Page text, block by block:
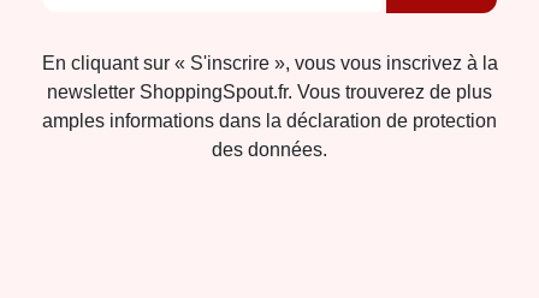
En cliquant sur « S'inscrire », vous vous inscrivez à la
newsletter ShoppingSpout.fr. Vous trouverez de plus
amples informations dans la déclaration de protection
des données.